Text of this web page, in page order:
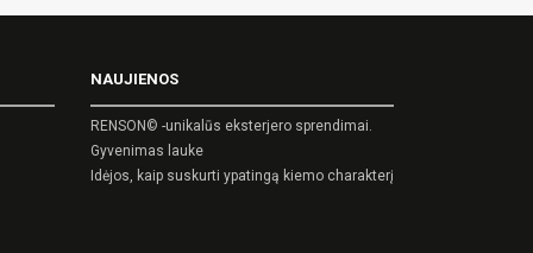
NAUJIENOS
RENSON© -unikalūs eksterjero sprendimai.
Gyvenimas lauke
Idėjos, kaip suskurti ypatingą kiemo charakterį